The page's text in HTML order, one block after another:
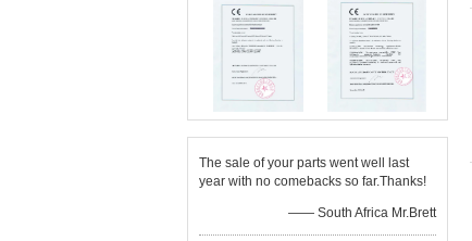
The sale of your parts went well last
year with no comebacks so far.Thanks!
—— South Africa Mr.Brett